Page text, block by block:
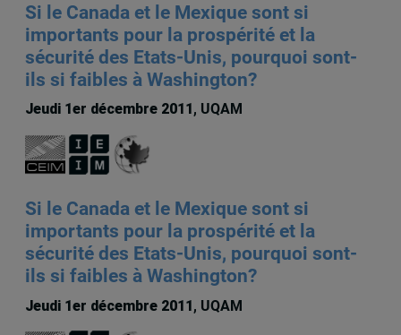
Si le Canada et le Mexique sont si
importants pour la prospérité et la
sécurité des Etats-Unis, pourquoi sont-
ils si faibles à Washington?
Jeudi 1er décembre 2011, UQAM
Si le Canada et le Mexique sont si
importants pour la prospérité et la
sécurité des Etats-Unis, pourquoi sont-
ils si faibles à Washington?
Jeudi 1er décembre 2011, UQAM